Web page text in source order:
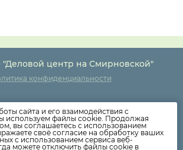
центр на Смирновской"
конфиденциальности
Новости компании
Как оплатить
Дома
сайта и его взаимодействия с
используем файлы cookie. Продолжая
вы соглашаетесь с использованием
своё согласие на обработку ваших
с использованием сервиса веб-
можете отключить файлы cookie в